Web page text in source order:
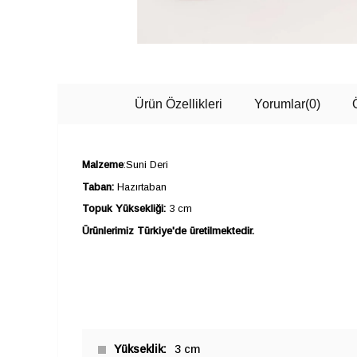
Ürün Özellikleri Yorumlar(0)
Malzeme:Suni Deri
Taban: Hazırtaban
Topuk Yüksekliği: 3 cm
Ürünlerimiz Türkiye'de üretilmektedir.
Yükseklik 3 cm